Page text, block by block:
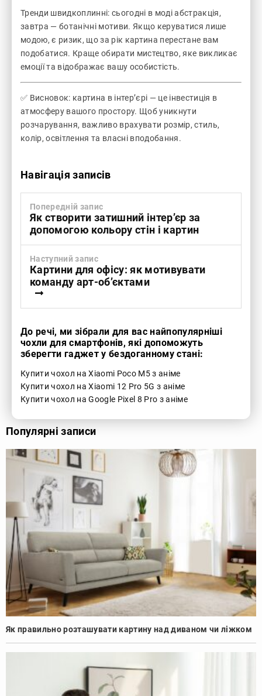
Тренди швидкоплинні: сьогодні в моді абстракція,
завтра — ботанічні мотиви. Якщо керуватися лише
модою, є ризик, що за рік картина перестане вам
подобатися. Краще обирати мистецтво, яке викликає
емоції та відображає вашу особистість.
✅ Висновок: картина в інтер’єрі — це інвестиція в
атмосферу вашого простору. Щоб уникнути
розчарування, важливо врахувати розмір, стиль,
колір, освітлення та власні вподобання.
Навігація записів
Попередній запис
Як створити затишний інтер’єр за
допомогою кольору стін і картин
Наступний запис
Картини для офісу: як мотивувати
команду арт-об’єктами
До речі, ми зібрали для вас найпопулярніші
чохли для смартфонів, які допоможуть
зберегти гаджет у бездоганному стані:
Купити чохол на Xiaomi Poco M5 з аніме
Купити чохол на Xiaomi 12 Pro 5G з аніме
Купити чохол на Google Pixel 8 Pro з аніме
Популярні записи
Як правильно розташувати картину над диваном чи ліжком